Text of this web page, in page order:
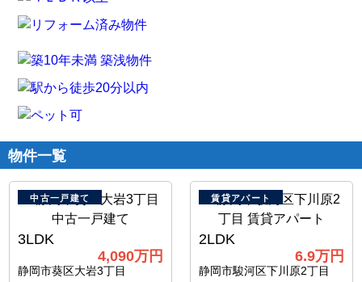
物件一覧
中古一戸建て
3LDK
4,090万円
静岡市葵区大岩3丁目
賃貸アパート
2LDK
6.9万円
静岡市駿河区下川原2丁目